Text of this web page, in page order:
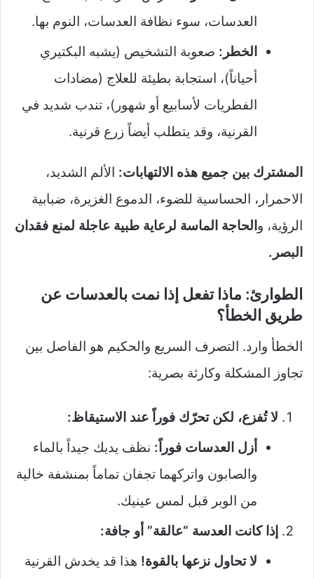
العدسات، سوء نظافة العدسات، النوم بها.
الخطر: صعوبة التشخيص (يشبه البكتيري
أحياناً)، استجابة بطيئة للعلاج (مضادات
الفطريات لأسابيع أو شهور)، تندب شديد في
القرنية، وقد يتطلب أيضاً زرع قرنية.
المشترك بين جميع هذه الالتهابات: الألم الشديد،
الاحمرار، الحساسية للضوء، الدموع الغزيرة، ضبابية
الرؤية، و الحاجة الماسة لرعاية طبية عاجلة لمنع فقدان
البصر.
الطوارئ: ماذا تفعل إذا نمت بالعدسات عن
طريق الخطأ؟
الخطأ وارد. التصرف السريع والحكيم هو الفاصل بين
تجاوز المشكلة وكارثة بصرية:
لا تُفزع، لكن تحرّك فوراً عند الاستيقاظ:
أزل العدسات فوراً: نظف يديك جيداً بالماء
والصابون واتركهما تجفان تماماً بمنشفة خالية
من الوبر قبل لمس عينيك.
إذا كانت العدسة “عالقة” أو جافة:
لا تحاول نزعها بالقوة! هذا قد يخدش القرنية